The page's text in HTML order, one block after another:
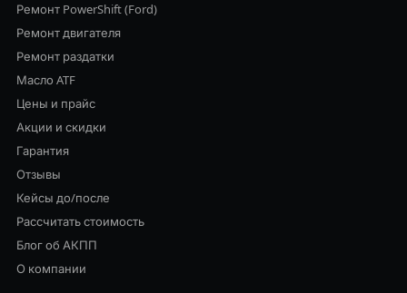
Ремонт PowerShift (Ford)
Ремонт двигателя
Ремонт раздатки
Масло ATF
Цены и прайс
Акции и скидки
Гарантия
Отзывы
Кейсы до/после
Рассчитать стоимость
Блог об АКПП
О компании